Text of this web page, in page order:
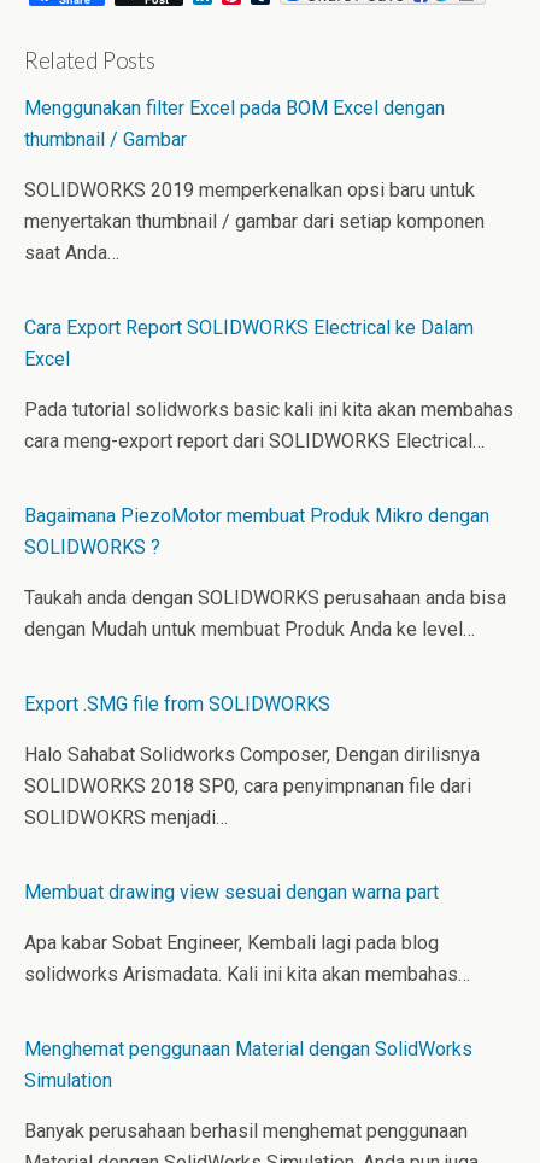
I
e
Related Posts
Menggunakan filter Excel pada BOM Excel dengan
thumbnail / Gambar
SOLIDWORKS 2019 memperkenalkan opsi baru untuk
menyertakan thumbnail / gambar dari setiap komponen
saat Anda…
Cara Export Report SOLIDWORKS Electrical ke Dalam
Excel
Pada tutorial solidworks basic kali ini kita akan membahas
cara meng-export report dari SOLIDWORKS Electrical…
Bagaimana PiezoMotor membuat Produk Mikro dengan
SOLIDWORKS ?
Taukah anda dengan SOLIDWORKS perusahaan anda bisa
dengan Mudah untuk membuat Produk Anda ke level…
Export .SMG file from SOLIDWORKS
Halo Sahabat Solidworks Composer, Dengan dirilisnya
SOLIDWORKS 2018 SP0, cara penyimpnanan file dari
SOLIDWOKRS menjadi…
Membuat drawing view sesuai dengan warna part
Apa kabar Sobat Engineer, Kembali lagi pada blog
solidworks Arismadata. Kali ini kita akan membahas…
Menghemat penggunaan Material dengan SolidWorks
Simulation
Banyak perusahaan berhasil menghemat penggunaan